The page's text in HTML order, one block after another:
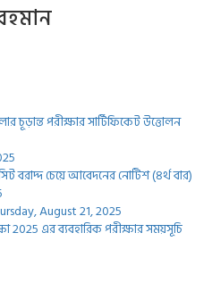
চূড়ান্ত পরীক্ষার সার্টিফিকেট উত্তোলন
বরাদ্দ চেয়ে আবেদনের নোটিশ (৪র্থ বার)
August 21, 2025
2025 এর ব্যবহারিক পরীক্ষার সময়সূচি